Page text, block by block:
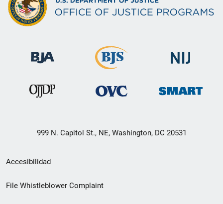
999 N. Capitol St., NE, Washington, DC 20531
Menú
de
Accesibilidad
File Whistleblower Complaint